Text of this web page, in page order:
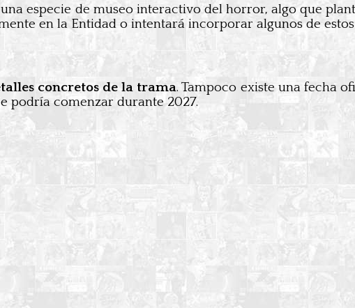
especie de museo interactivo del horror, algo que
en la Entidad o intentará incorporar algunos de
concretos de la trama. Tampoco existe una fecha
podría comenzar durante 2027.